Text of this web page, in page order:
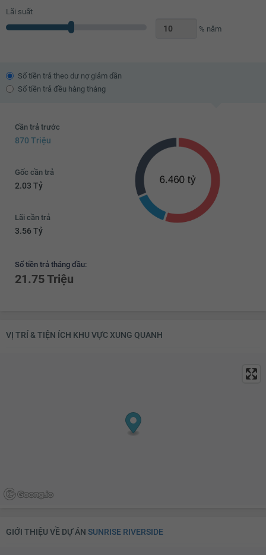
Lãi suất
% năm
Số tiền trả theo dư nợ giảm dần
Số tiền trả đều hàng tháng
Cần trả trước
870 Triệu
Gốc cần trả
2.03 Tỷ
Lãi cần trả
3.56 Tỷ
Số tiền trả tháng đầu:
21.75 Triệu
VỊ TRÍ & TIỆN ÍCH KHU VỰC XUNG QUANH
GIỚI THIỆU VỀ DỰ ÁN SUNRISE RIVERSIDE